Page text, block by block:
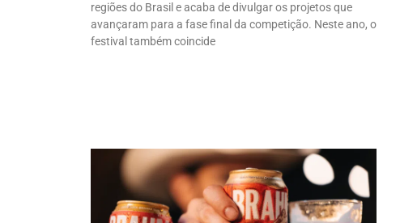
regiões do Brasil e acaba de divulgar os projetos que
avançaram para a fase final da competição. Neste ano, o
festival também coincide